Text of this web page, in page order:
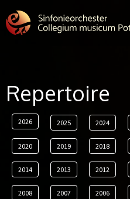
Repertoire
2026 2025 2024
2020 2019 2018
2014 2013 2012
2008 2007 2006